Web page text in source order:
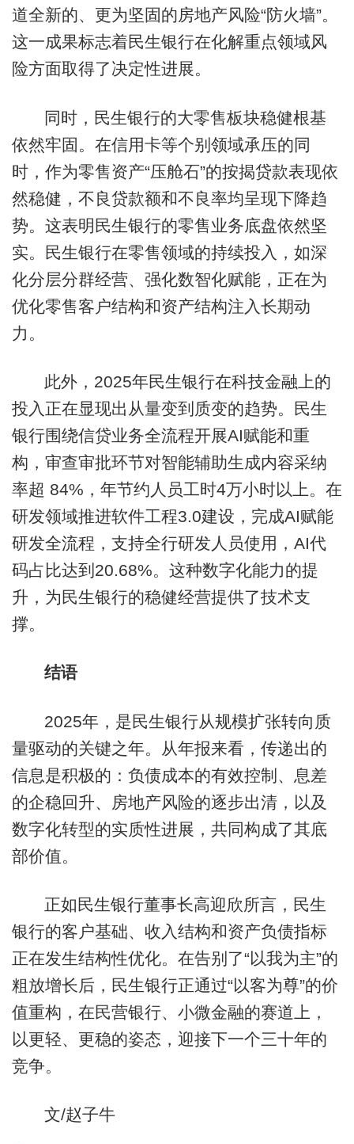
道全新的、更为坚固的房地产风险“防火墙”。
这一成果标志着民生银行在化解重点领域风
险方面取得了决定性进展。
同时，民生银行的大零售板块稳健根基
依然牢固。在信用卡等个别领域承压的同
时，作为零售资产“压舱石”的按揭贷款表现依
然稳健，不良贷款额和不良率均呈现下降趋
势。这表明民生银行的零售业务底盘依然坚
实。民生银行在零售领域的持续投入，如深
化分层分群经营、强化数智化赋能，正在为
优化零售客户结构和资产结构注入长期动
力。
此外，2025年民生银行在科技金融上的
投入正在显现出从量变到质变的趋势。民生
银行围绕信贷业务全流程开展AI赋能和重
构，审查审批环节对智能辅助生成内容采纳
率超 84%，年节约人员工时4万小时以上。在
研发领域推进软件工程3.0建设，完成AI赋能
研发全流程，支持全行研发人员使用，AI代
码占比达到20.68%。这种数字化能力的提
升，为民生银行的稳健经营提供了技术支
撑。
结语
2025年，是民生银行从规模扩张转向质
量驱动的关键之年。从年报来看，传递出的
信息是积极的：负债成本的有效控制、息差
的企稳回升、房地产风险的逐步出清，以及
数字化转型的实质性进展，共同构成了其底
部价值。
正如民生银行董事长高迎欣所言，民生
银行的客户基础、收入结构和资产负债指标
正在发生结构性优化。在告别了“以我为主”的
粗放增长后，民生银行正通过“以客为尊”的价
值重构，在民营银行、小微金融的赛道上，
以更轻、更稳的姿态，迎接下一个三十年的
竞争。
文/赵子牛